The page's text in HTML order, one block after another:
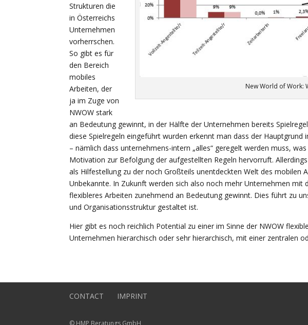
New World of Work:
Strukturen die
in Österreichs
Unternehmen
vorherrschen.
So gibt es für
den Bereich
mobiles
Arbeiten, der
ja im Zuge von
NWOW stark
an Bedeutung gewinnt, in der Hälfte der Unternehmen bereits
diese Spielregeln eingeführt wurden erkennt man dass der
– nämlich dass unternehmens-intern „alles“ geregelt werden muss,
Motivation zur Befolgung der aufgestellten Regeln hervorruft.
als Hilfestellung zu der noch Großteils unentdeckten Welt des mobilen
Unbekannte. In Zukunft werden sich also noch mehr Unternehmen mit
flexibleres Arbeiten zunehmend an Bedeutung gewinnt. Dies führt zu
und Organisationsstruktur gestaltet ist.
Hier gibt es noch reichlich Potential zu einer im Sinne der NWOW
Unternehmen hierarchisch oder sehr hierarchisch, mit einer zentralen
CONTACT IMPRINT
© HMP Beratungs GmbH